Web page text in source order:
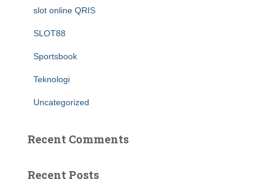
slot online QRIS
SLOT88
Sportsbook
Teknologi
Uncategorized
Recent Comments
Recent Posts